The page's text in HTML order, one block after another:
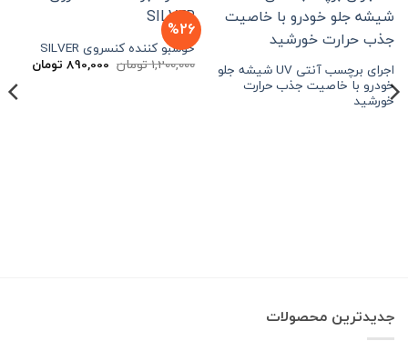
اجرای برچسب آنتی UV شیشه جلو
خودرو با خاصیت جذب حرارت
خورشید
%26
خوشبو کننده کنسروی SILVER
1,200,000تومان قیمت
اصلی
890,000 تومانقیمت
فعلی
است.
جدیدترین محصولات